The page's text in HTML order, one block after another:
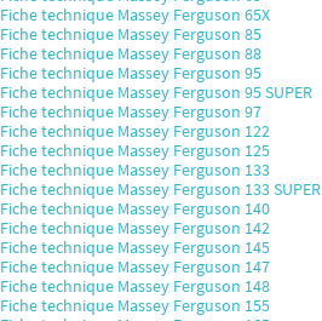
Fiche technique Massey Ferguson 65X
Fiche technique Massey Ferguson 85
Fiche technique Massey Ferguson 88
Fiche technique Massey Ferguson 95
Fiche technique Massey Ferguson 95 SUPER
Fiche technique Massey Ferguson 97
Fiche technique Massey Ferguson 122
Fiche technique Massey Ferguson 125
Fiche technique Massey Ferguson 133
Fiche technique Massey Ferguson 133 SUPER
Fiche technique Massey Ferguson 140
Fiche technique Massey Ferguson 142
Fiche technique Massey Ferguson 145
Fiche technique Massey Ferguson 147
Fiche technique Massey Ferguson 148
Fiche technique Massey Ferguson 155